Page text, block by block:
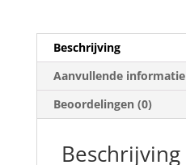
Beschrijving
Aanvullende informatie
Beoordelingen (0)
Beschrijving